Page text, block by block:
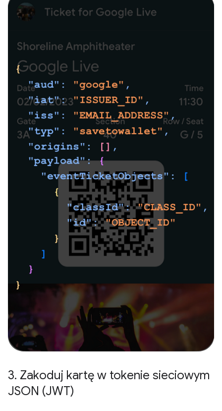
3. Zakoduj kartę w tokenie sieciowym
JSON (JWT)